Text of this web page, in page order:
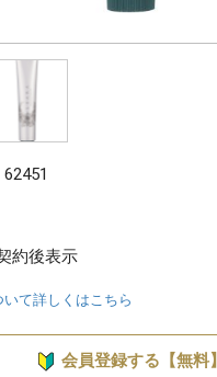
62451
約後表示
いて詳しくはこちら
会員登録する【無料】